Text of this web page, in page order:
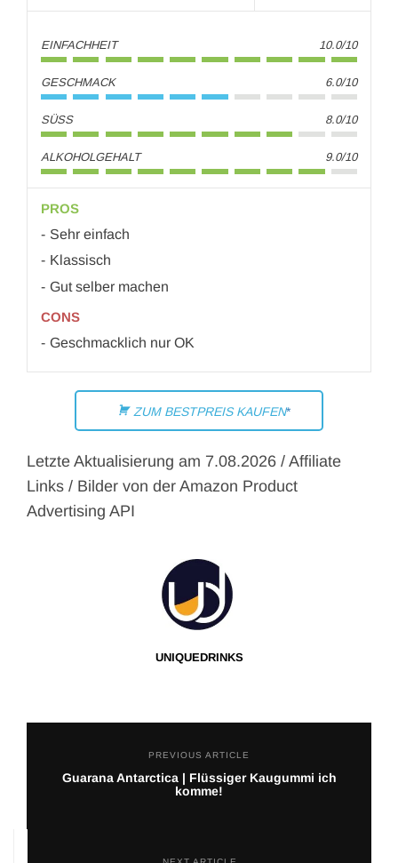
EINFACHHEIT 10.0/10
GESCHMACK 6.0/10
SÜSS 8.0/10
ALKOHOLGEHALT 9.0/10
PROS
Sehr einfach
Klassisch
Gut selber machen
CONS
Geschmacklich nur OK
ZUM BESTPREIS KAUFEN
Letzte Aktualisierung am 7.08.2026 / Affiliate
Links / Bilder von der Amazon Product
Advertising API
UNIQUEDRINKS
PREVIOUS ARTICLE
Guarana Antarctica | Flüssiger Kaugummi ich
komme!